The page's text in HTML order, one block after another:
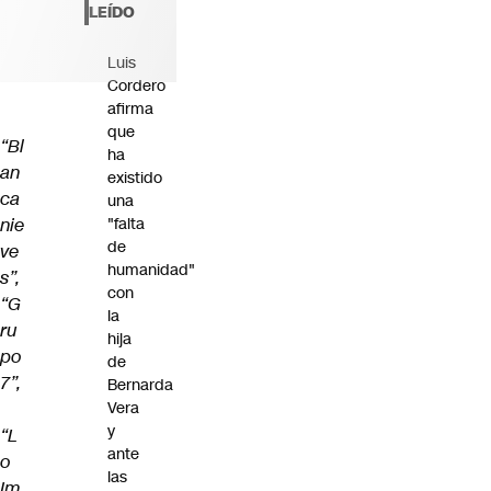
“Bl
an
ca
nie
ve
s”,
“G
ru
po
7”,
“L
o
LEÍDO
Luis
Cordero
afirma
que
ha
existido
una
"falta
de
humanidad"
con
la
hija
de
Bernarda
Vera
y
ante
las